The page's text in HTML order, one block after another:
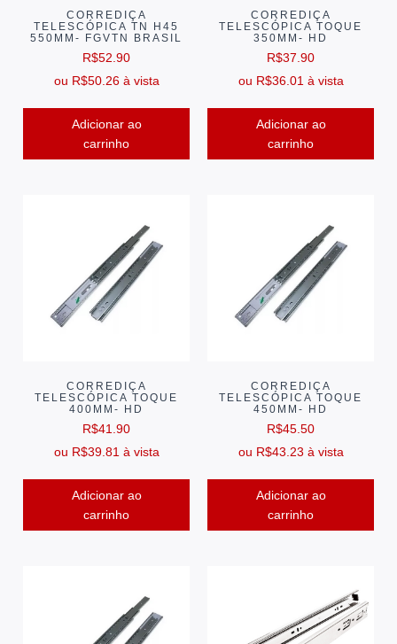
CORREDIÇA
TELESCÓPICA TN H45
550MM- FGVTN BRASIL
R$52.90
ou R$50.26 à vista
Adicionar ao
carrinho
CORREDIÇA
TELESCÓPICA TOQUE
350MM- HD
R$37.90
ou R$36.01 à vista
Adicionar ao
carrinho
CORREDIÇA
TELESCÓPICA TOQUE
400MM- HD
R$41.90
ou R$39.81 à vista
Adicionar ao
carrinho
CORREDIÇA
TELESCÓPICA TOQUE
450MM- HD
R$45.50
ou R$43.23 à vista
Adicionar ao
carrinho